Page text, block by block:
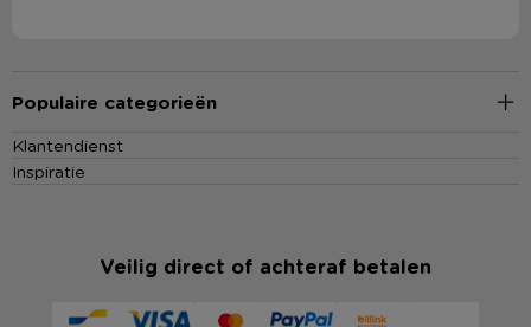
Populaire categorieën
Klantendienst
Inspiratie
Veilig direct of achteraf betalen